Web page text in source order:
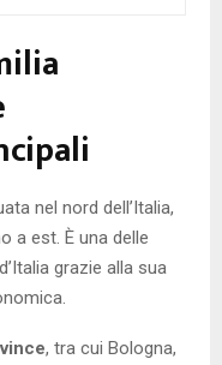
nel nord dell’Italia,
a est. È una delle
grazie alla sua
, tra cui Bologna,